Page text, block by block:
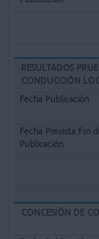
RESULTADOS
CONDUCCIÓN
CONCESIÓN DE